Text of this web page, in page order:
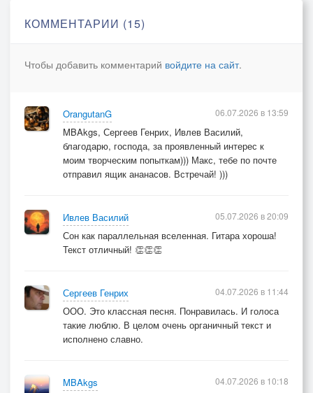
в нем я безумно измождён.
Там ожидает западня
КОММЕНТАРИИ (15)
Чтобы добавить комментарий войдите на сайт.
OrangutanG
MBAkgs, Сергеев Генрих, Ивлев Василий,
благодарю, господа, за проявленный интерес к
моим творческим попыткам))) Макс, тебе по почте
отправил ящик ананасов. Встречай! )))
06.07.2026 в 13:59
Ивлев Василий
Сон как параллельная вселенная. Гитара хороша!
Текст отличный! 👏👏👏
05.07.2026 в 20:09
Сергеев Генрих
ООО. Это классная песня. Понравилась. И голоса
такие люблю. В целом очень органичный текст и
исполнено славно.
04.07.2026 в 11:44
MBAkgs
04.07.2026 в 10:18